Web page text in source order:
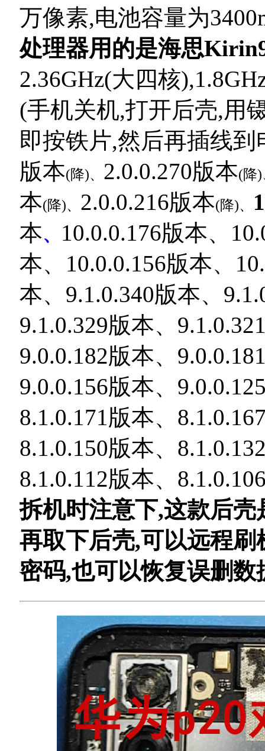
万像素,电池容量为
处理器用的是海思
2.36GHz(大四核
(手机关机,打开后壳,用
即按铁片,然后再插线到
版本(降)、 2.0.0.270版本(降
本(降)、 2.0.0.216版本(降)、
本、 10.0.0.176版本、
本、10.0.0.156版本、
本、9.1.0.340版本、
9.1.0.329版本、
9.0.0.182版本、
9.0.0.156版本、
8.1.0.171版本、
8.1.0.150版本、
8.1.0.112版本、
拆机时注意下,这款后
再取下后壳,可以远程
密码,也可以恢复误删数